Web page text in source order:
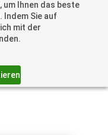
um Ihnen das beste
Indem Sie auf
mit der
3598 0006